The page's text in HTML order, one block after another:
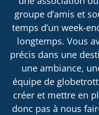
groupe d’amis et
temps d’un week-
longtemps. Vous
précis dans une
une ambiance,
équipe de
créer et mettre en
donc pas à nous